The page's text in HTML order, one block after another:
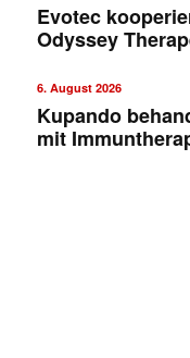
Evotec
Odyssey
6. August 2026
Kupando
mit